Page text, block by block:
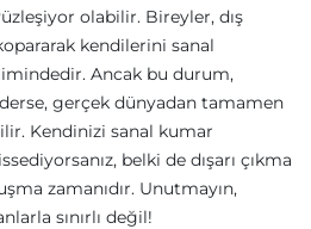
olabilir. Bireyler, dış
kendilerini sanal
Ancak bu durum,
gerçek dünyadan tamamen
Kendinizi sanal kumar
belki de dışarı çıkma
zamanıdır. Unutmayın,
sınırlı değil!